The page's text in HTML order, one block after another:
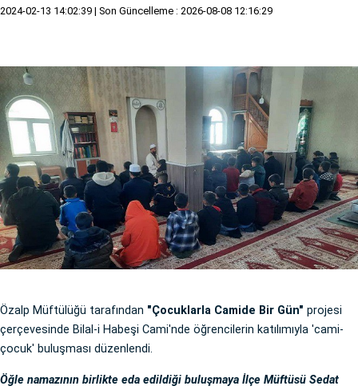
2024-02-13 14:02:39 | Son Güncelleme : 2026-08-08 12:16:29
Özalp Müftülüğü tarafından "Çocuklarla Camide Bir Gün" projesi
çerçevesinde Bilal-i Habeşi Cami'nde öğrencilerin katılımıyla 'cami-
çocuk' buluşması düzenlendi.
Öğle namazının birlikte eda edildiği buluşmaya İlçe Müftüsü Sedat